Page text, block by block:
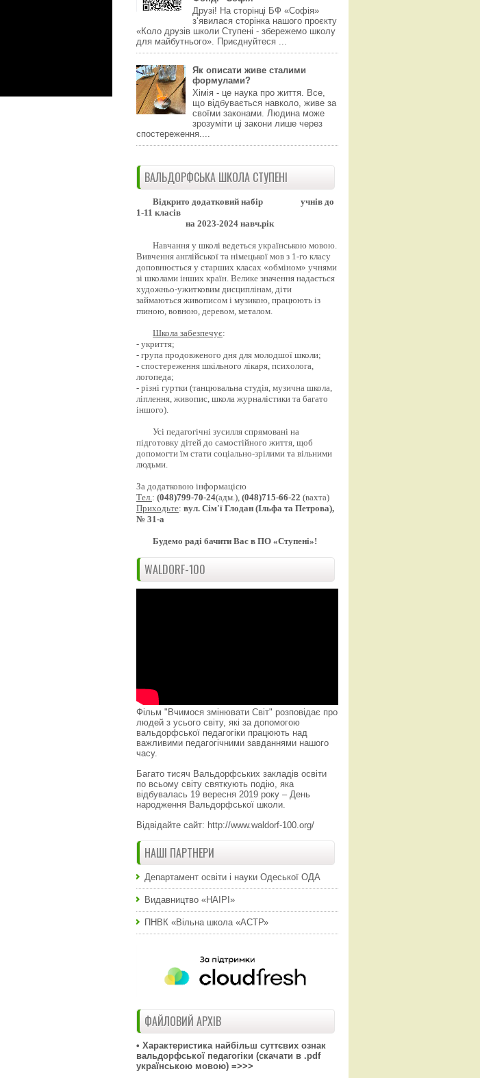
Друзі! На сторінці БФ «Софія»
з‘явилася сторінка нашого проєкту
«Коло друзів школи Ступені - збережемо школу
для майбутнього». Приєднуйтеся ...
Як описати живе сталими
формулами?
Хімія - це наука про життя. Все,
що відбувається навколо, живе за
своїми законами. Людина може
зрозуміти ці закони лише через
спостереження....
ВАЛЬДОРФСЬКА ШКОЛА СТУПЕНІ
Відкрито додатковий набір
учнів до
1-11 класів
на 2023-2024 навч.рік
Навчання у школі ведеться українською мовою.
Вивчення англійської та німецької мов з 1-го класу
доповнюється у старших класах «обміном» учнями
зі школами інших країн. Велике значення надається
художньо-ужитковим дисциплінам, діти
займаються живописом і музикою, працюють із
глиною, вовною, деревом, металом.
Школа забезпечує:
- укриття;
- група продовженого дня для молодшої школи;
- спостереження шкільного лікаря, психолога,
логопеда;
- різні гуртки (танцювальна студія, музична школа,
ліплення, живопис, школа журналістики та багато
іншого).
Усі педагогічні зусилля спрямовані на
підготовку дітей до самостійного життя, щоб
допомогти їм стати соціально-зрілими та вільними
людьми.
За додатковою інформацією
Тел. : (048)799-70-24(адм.), (048)715-66-22 (вахта)
Приходьте: вул. Сім'ї Глодан (Ільфа та Петрова),
№ 31-а
Будемо раді бачити Вас в ПО «Ступені»!
WALDORF-100
Фільм "Вчимося змінювати Світ" розповідає про
людей з усього світу, які за допомогою
вальдорфської педагогіки працюють над
важливими педагогічними завданнями нашого
часу.
Багато тисяч Вальдорфських закладів освіти
по всьому світу святкують подію, яка
відбувалась 19 вересня 2019 року – День
народження Вальдорфської школи.
Відвідайте сайт: http://www.waldorf-100.org/
НАШІ ПАРТНЕРИ
Департамент освіти і науки Одеської ОДА
Видавництво «НАІРІ»
ПНВК «Вільна школа «АСТР»
ФАЙЛОВИЙ АРХІВ
• Характеристика найбільш суттєвих ознак
вальдорфської педагогіки (скачати в .pdf
українською мовою) =>>>